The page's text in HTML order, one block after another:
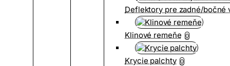
Deflektory pre zadné/bočné
Klinové remeňe 0
Krycie palchty 0